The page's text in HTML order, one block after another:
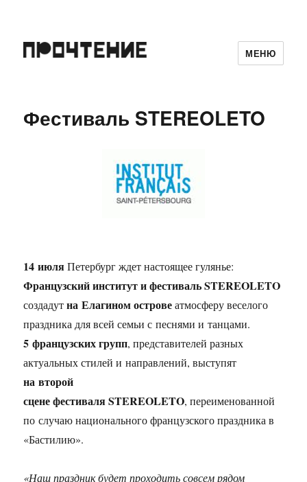
МЕНЮ
Фестиваль STEREOLETO
14 июляПетербург ждет настоящее гулянье:
Французский институт и фестиваль STEREOLETO
создадутна Елагином островеатмосферу веселого
праздника для всей семьи с песнями и танцами.
5 французских групп, представителей разных
актуальных стилей и направлений, выступят
на второй
сцене фестиваля STEREOLETO, переименованной
по случаю национального французского праздника в
«Бастилию».
«Наш праздник будет проходить совсем рядом